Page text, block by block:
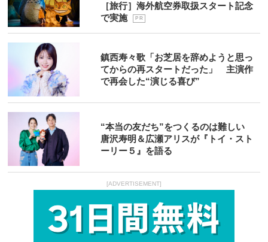
［旅行］海外航空券取扱スタート記念
で実施
P R
鎮西寿々歌「お芝居を辞めようと思っ
てからの再スタートだった」 主演作
で再会した“演じる喜び”
“本当の友だち”をつくるのは難しい
唐沢寿明＆広瀬アリスが『トイ・スト
ーリー５』を語る
[ADVERTISEMENT]